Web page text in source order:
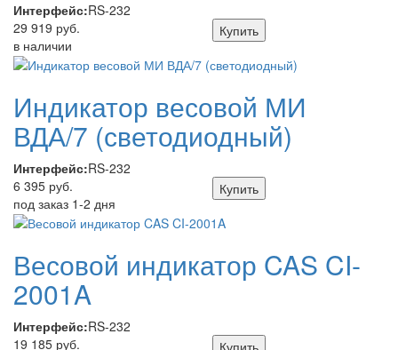
Интерфейс:RS-232
29 919 руб.
в наличии
Купить
Индикатор весовой МИ
ВДА/7 (светодиодный)
Интерфейс:RS-232
6 395 руб.
под заказ 1-2 дня
Купить
Весовой индикатор CAS CI-
2001A
Интерфейс:RS-232
19 185 руб.